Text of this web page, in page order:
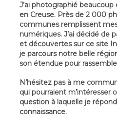
J’ai photographié
en Creuse. Près de 2 000
communes remplissent
numériques. J’ai décidé de
et découvertes sur ce site
je parcours notre belle
son étendue pour
N’hésitez pas à me
qui pourraient m’intéresser
question à laquelle je
connaissance.